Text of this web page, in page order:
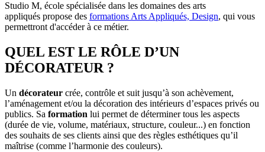
Studio M, école spécialisée dans les domaines des arts
appliqués propose des formations Arts Appliqués, Design, qui vous
permettront d'accéder à ce métier.
QUEL EST LE RÔLE D’UN
DÉCORATEUR ?
Un décorateur crée, contrôle et suit jusqu’à son achèvement,
l’aménagement et/ou la décoration des intérieurs d’espaces privés ou
publics. Sa formation lui permet de déterminer tous les aspects
(durée de vie, volume, matériaux, structure, couleur...) en fonction
des souhaits de ses clients ainsi que des règles esthétiques qu’il
maîtrise (comme l’harmonie des couleurs).